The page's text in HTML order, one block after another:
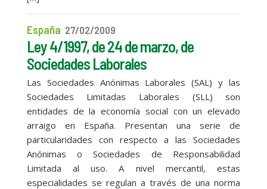
España 27/02/2009
Ley 4/1997, de 24 de marzo, de
Sociedades Laborales
Las Sociedades Anónimas Laborales (SAL) y las
Sociedades Limitadas Laborales (SLL) son
entidades de la economía social con un elevado
arraigo en España. Presentan una serie de
particularidades con respecto a las Sociedades
Anónimas o Sociedades de Responsabilidad
Limitada al uso. A nivel mercantil, estas
especialidades se regulan a través de una norma